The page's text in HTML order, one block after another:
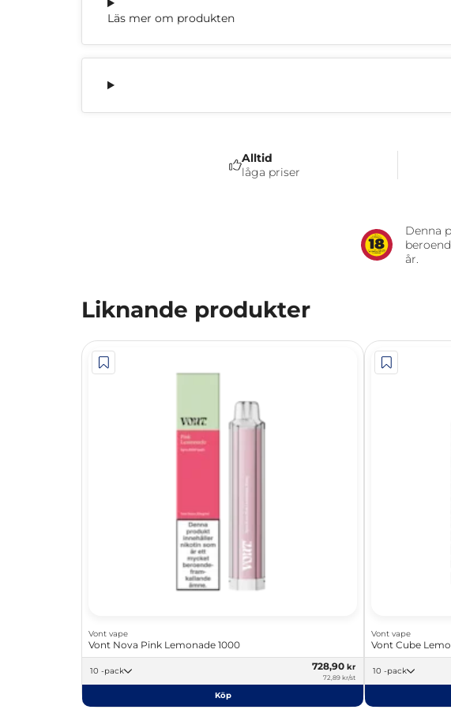
Läs mer om produkten
Alltid
låga priser
Denna
år.
Liknande produkter
Vont vape
Vont Nova Pink Lemonade 1000
10 -pack 728,90 kr
72,89 kr/st
Köp
Vont vape
Vont Cube
10 -pack